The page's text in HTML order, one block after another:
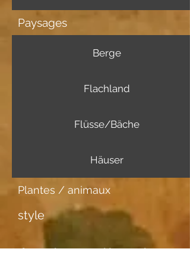
Paysages
Berge
Flachland
Flüsse/Bäche
Häuser
Plantes / animaux
style
Informations complémentaires